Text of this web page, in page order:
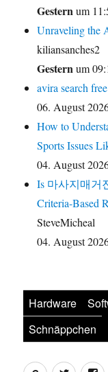
Gesternum
Unraveling the
kiliansanches2
Gesternum
avira search
06. August
How to
Sports Issues
04. August
Is 마사지매거
Criteria-Based
SteveMicheal
04. August
Hardware
Schnäppchen